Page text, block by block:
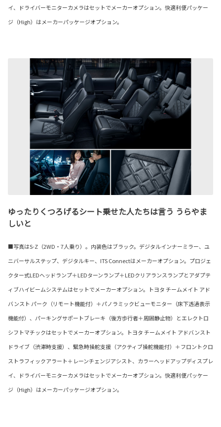
イ、ドライバーモニターカメラはセットでメーカーオプション。快適利便パッケー
ジ（High）はメーカーパッケージオプション。
ゆったりくつろげるシート乗せた人たちは言う うらやま
しいと
■写真はS-Z（2WD・7人乗り）。内装色はブラック。デジタルインナーミラー、ユ
ニバーサルステップ、デジタルキー、ITS Connectはメーカーオプション。プロジェ
クター式LEDヘッドランプ＋LEDターンランプ＋LEDクリアランスランプとアダプテ
ィブハイビームシステムはセットでメーカーオプション。トヨタ チームメイト アド
バンスト パーク（リモート機能付）＋パノラミックビューモニター（床下透過表示
機能付）、パーキングサポートブレーキ（後方歩行者＋周囲静止物）とエレクトロ
シフトマチックはセットでメーカーオプション。トヨタ チームメイト アドバンスト
ドライブ（渋滞時支援）、緊急時操舵支援（アクティブ操舵機能付）＋フロントクロ
ストラフィックアラート＋レーンチェンジアシスト、カラーヘッドアップディスプレ
イ、ドライバーモニターカメラはセットでメーカーオプション。快適利便パッケー
ジ（High）はメーカーパッケージオプション。